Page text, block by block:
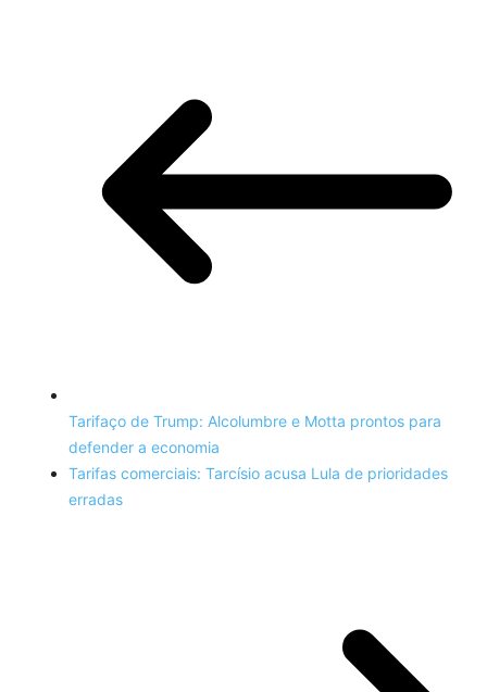
Tarifaço de Trump: Alcolumbre e Motta prontos para
defender a economia
Tarifas comerciais: Tarcísio acusa Lula de prioridades
erradas